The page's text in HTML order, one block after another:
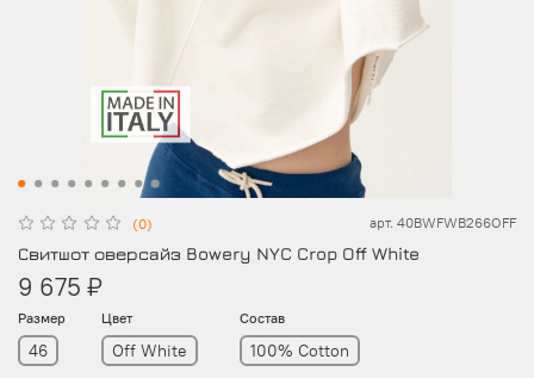
(0) арт. 40BWFWB266OFF
Свитшот оверсайз Bowery NYC Crop Off White
9 675 ₽
Размер
46
Цвет
Off White
Состав
100% Cotton